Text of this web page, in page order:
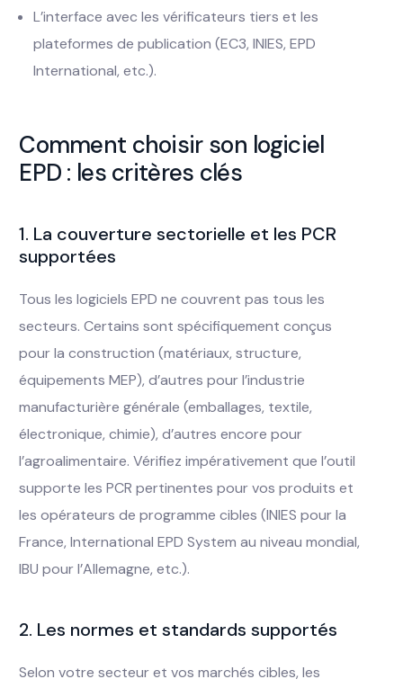
L’interface avec les vérificateurs tiers et les
plateformes de publication (EC3, INIES, EPD
International, etc.).
Comment choisir son logiciel
EPD : les critères clés
1. La couverture sectorielle et les PCR
supportées
Tous les logiciels EPD ne couvrent pas tous les
secteurs. Certains sont spécifiquement conçus
pour la construction (matériaux, structure,
équipements MEP), d’autres pour l’industrie
manufacturière générale (emballages, textile,
électronique, chimie), d’autres encore pour
l’agroalimentaire. Vérifiez impérativement que l’outil
supporte les PCR pertinentes pour vos produits et
les opérateurs de programme cibles (INIES pour la
France, International EPD System au niveau mondial,
IBU pour l’Allemagne, etc.).
2. Les normes et standards supportés
Selon votre secteur et vos marchés cibles, les